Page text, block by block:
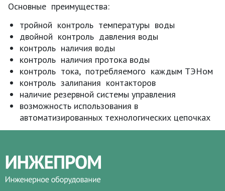
Основные преимущества:
тройной контроль температуры воды
двойной контроль давления воды
контроль наличия воды
контроль наличия протока воды
контроль тока, потребляемого каждым ТЭНом
контроль залипания контакторов
наличие резервной системы управления
возможность использования в
автоматизированных технологических цепочках